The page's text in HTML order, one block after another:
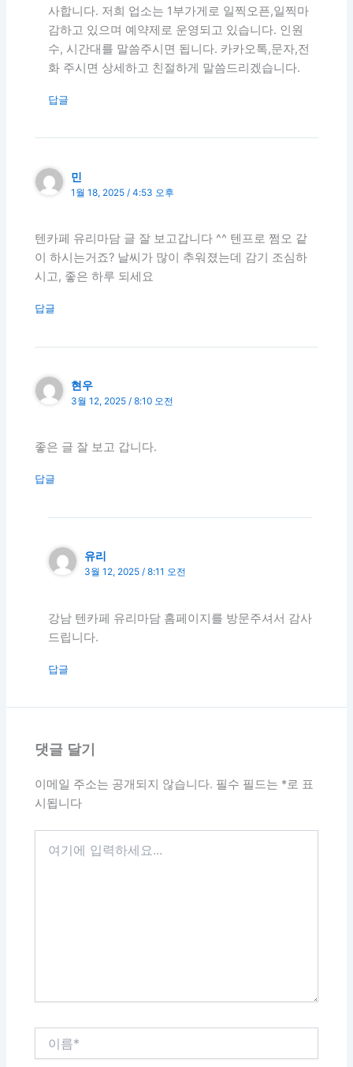
사합니다. 저희 업소는 1부가게로 일찍오픈,일찍마
감하고 있으며 예약제로 운영되고 있습니다. 인원
수, 시간대를 말씀주시면 됩니다. 카카오톡,문자,전
화 주시면 상세하고 친절하게 말씀드리겠습니다.
답글
민
1월 18, 2025 / 4:53 오후
텐카페 유리마담 글 잘 보고갑니다 ^^ 텐프로 쩜오 같
이 하시는거죠? 날씨가 많이 추워졌는데 감기 조심하
시고, 좋은 하루 되세요
답글
현우
3월 12, 2025 / 8:10 오전
좋은 글 잘 보고 갑니다.
답글
유리
3월 12, 2025 / 8:11 오전
강남 텐카페 유리마담 홈페이지를 방문주셔서 감사
드립니다.
답글
댓글 달기
이메일 주소는 공개되지 않습니다. 필수 필드는 *로 표
시됩니다